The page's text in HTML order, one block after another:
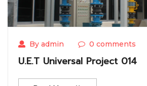
By admin 0 comments
U.E.T Universal Project 014